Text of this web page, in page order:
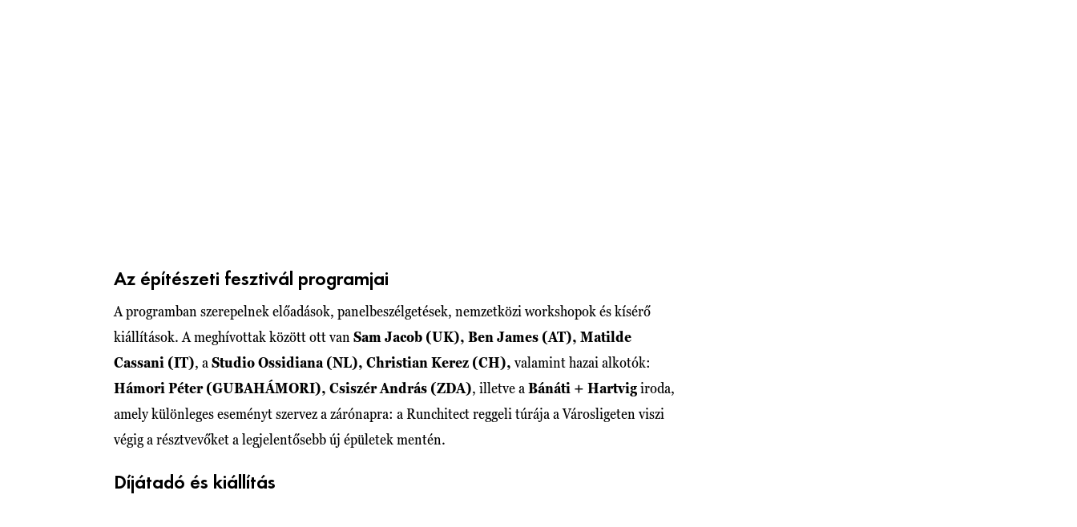
Az építészeti fesztivál programjai
A programban szerepelnek előadások, panelbeszélgetések, nemzetközi workshopok és kísérő
kiállítások. A meghívottak között ott van Sam Jacob (UK), Ben James (AT), Matilde
Cassani (IT), aStudio Ossidiana (NL), Christian Kerez (CH), valamint hazai alkotók:
Hámori Péter (GUBAHÁMORI), Csiszér András (ZDA), illetve aBánáti + Hartvigiroda,
amely különleges eseményt szervez a zárónapra: a Runchitect reggeli túrája a Városligeten viszi
végig a résztvevőket a legjelentősebb új épületek mentén.
Díjátadó és kiállítás